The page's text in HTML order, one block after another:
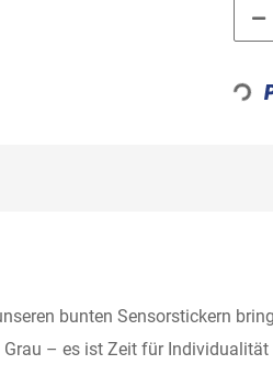
Loading...
bunten Sensorstickern
– es ist Zeit für Individualität